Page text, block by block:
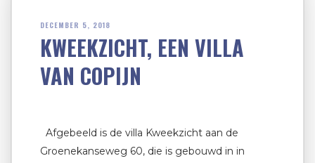
DECEMBER 5, 2018
KWEEKZICHT, EEN VILLA
VAN COPIJN
Afgebeeld is de villa Kweekzicht aan de
Groenekanseweg 60, die is gebouwd in in